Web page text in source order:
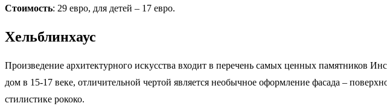
Стоимость: 29 евро, для детей – 17 евро.
Хельблинхаус
Произведение архитектурного искусства входит в перечень самых ценных памятников
дом в 15-17 веке, отличительной чертой является необычное оформление фасада –
стилистике рококо.